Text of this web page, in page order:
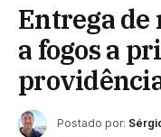
Entrega de
a fogos a
Postado por: